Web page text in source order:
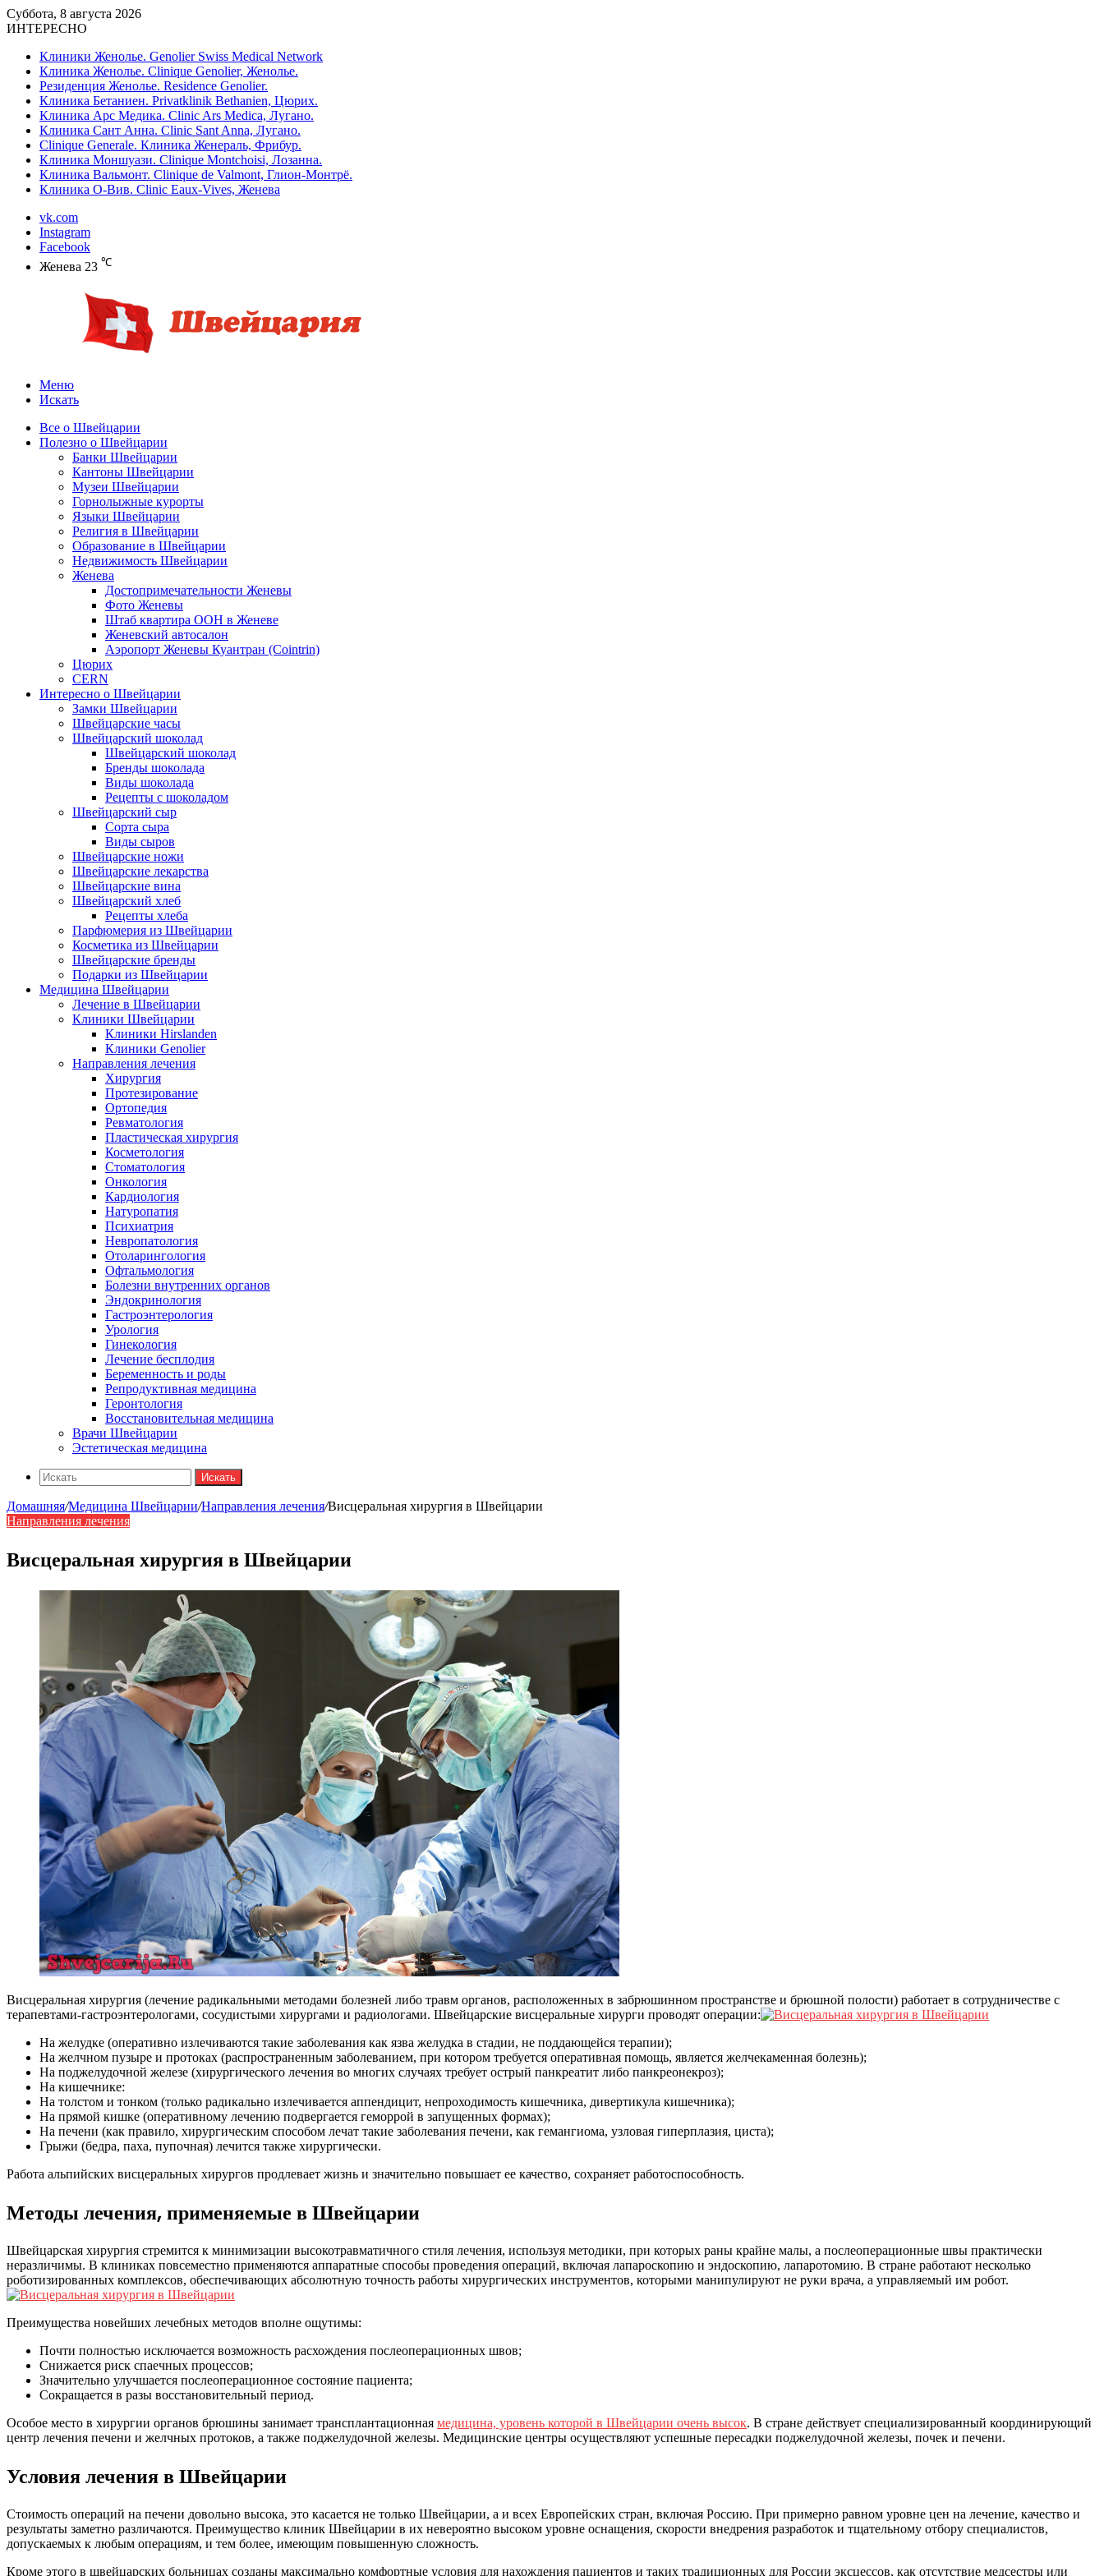
Суббота, 8 августа 2026
ИНТЕРЕСНО
Клиники Женолье. Genolier Swiss Medical Network
Клиника Женолье. Clinique Genolier, Женолье.
Резиденция Женолье. Residence Genolier.
Клиника Бетаниен. Privatklinik Bethanien, Цюрих.
Клиника Арс Медика. Clinic Ars Medica, Лугано.
Клиника Сант Анна. Clinic Sant Anna, Лугано.
Clinique Generale. Клиника Женераль, Фрибур.
Клиника Моншуази. Clinique Montchoisi, Лозанна.
Клиника Вальмонт. Clinique de Valmont, Глион-Монтрё.
Клиника О-Вив. Clinic Eaux-Vives, Женева
vk.com
Instagram
Facebook
Женева 23 ℃
Меню
Искать
Все о Швейцарии
Полезно о Швейцарии
Банки Швейцарии
Кантоны Швейцарии
Музеи Швейцарии
Горнолыжные курорты
Языки Швейцарии
Религия в Швейцарии
Образование в Швейцарии
Недвижимость Швейцарии
Женева
Достопримечательности Женевы
Фото Женевы
Штаб квартира ООН в Женеве
Женевский автосалон
Аэропорт Женевы Куантран (Cointrin)
Цюрих
CERN
Интересно о Швейцарии
Замки Швейцарии
Швейцарские часы
Швейцарский шоколад
Швейцарский шоколад
Бренды шоколада
Виды шоколада
Рецепты с шоколадом
Швейцарский сыр
Сорта сыра
Виды сыров
Швейцарские ножи
Швейцарские лекарства
Швейцарские вина
Швейцарский хлеб
Рецепты хлеба
Парфюмерия из Швейцарии
Косметика из Швейцарии
Швейцарские бренды
Подарки из Швейцарии
Медицина Швейцарии
Лечение в Швейцарии
Клиники Швейцарии
Клиники Hirslanden
Клиники Genolier
Направления лечения
Хирургия
Протезирование
Ортопедия
Ревматология
Пластическая хирургия
Косметология
Стоматология
Онкология
Кардиология
Натуропатия
Психиатрия
Невропатология
Отоларингология
Офтальмология
Болезни внутренних органов
Эндокринология
Гастроэнтерология
Урология
Гинекология
Лечение бесплодия
Беременность и роды
Репродуктивная медицина
Геронтология
Восстановительная медицина
Врачи Швейцарии
Эстетическая медицина
Искать
Домашняя/Медицина Швейцарии/Направления лечения/Висцеральная хирургия в Швейцарии
Направления лечения
Висцеральная хирургия в Швейцарии
Висцеральная хирургия (лечение радикальными методами болезней либо травм органов, расположенных в забрюшинном пространстве и брюшной полости) работает в сотрудничестве с
терапевтами-гастроэнтерологами, сосудистыми хирургами и радиологами. Швейцарские висцеральные хирурги проводят операции:
На желудке (оперативно излечиваются такие заболевания как язва желудка в стадии, не поддающейся терапии);
На желчном пузыре и протоках (распространенным заболеванием, при котором требуется оперативная помощь, является желчекаменная болезнь);
На поджелудочной железе (хирургического лечения во многих случаях требует острый панкреатит либо панкреонекроз);
На кишечнике:
На толстом и тонком (только радикально излечивается аппендицит, непроходимость кишечника, дивертикула кишечника);
На прямой кишке (оперативному лечению подвергается геморрой в запущенных формах);
На печени (как правило, хирургическим способом лечат такие заболевания печени, как гемангиома, узловая гиперплазия, циста);
Грыжи (бедра, паха, пупочная) лечится также хирургически.
Работа альпийских висцеральных хирургов продлевает жизнь и значительно повышает ее качество, сохраняет работоспособность.
Методы лечения, применяемые в Швейцарии
Швейцарская хирургия стремится к минимизации высокотравматичного стиля лечения, используя методики, при которых раны крайне малы, а послеоперационные швы практически
неразличимы. В клиниках повсеместно применяются аппаратные способы проведения операций, включая лапароскопию и эндоскопию, лапаротомию. В стране работают несколько
роботизированных комплексов, обеспечивающих абсолютную точность работы хирургических инструментов, которыми манипулируют не руки врача, а управляемый им робот.
Преимущества новейших лечебных методов вполне ощутимы:
Почти полностью исключается возможность расхождения послеоперационных швов;
Снижается риск спаечных процессов;
Значительно улучшается послеоперационное состояние пациента;
Сокращается в разы восстановительный период.
Особое место в хирургии органов брюшины занимает трансплантационная медицина, уровень которой в Швейцарии очень высок. В стране действует специализированный координирующий
центр лечения печени и желчных протоков, а также поджелудочной железы. Медицинские центры осуществляют успешные пересадки поджелудочной железы, почек и печени.
Условия лечения в Швейцарии
Стоимость операций на печени довольно высока, это касается не только Швейцарии, а и всех Европейских стран, включая Россию. При примерно равном уровне цен на лечение, качество и
результаты заметно различаются. Преимущество клиник Швейцарии в их невероятно высоком уровне оснащения, скорости внедрения разработок и тщательному отбору специалистов,
допускаемых к любым операциям, и тем более, имеющим повышенную сложность.
Кроме этого в швейцарских больницах созданы максимально комфортные условия для нахождения пациентов и таких традиционных для России эксцессов, как отсутствие медсестры или